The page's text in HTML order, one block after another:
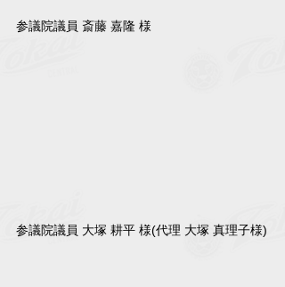
参議院議員 斎藤 嘉隆 様
参議院議員 大塚 耕平 様(代理 大塚 真理子様)